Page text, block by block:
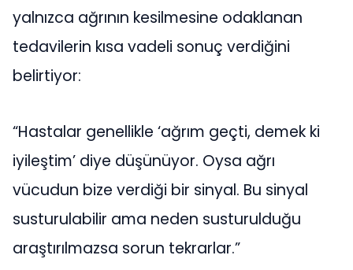
yalnızca ağrının kesilmesine odaklanan
tedavilerin kısa vadeli sonuç verdiğini
belirtiyor:
“Hastalar genellikle ‘ağrım geçti, demek ki
iyileştim’ diye düşünüyor. Oysa ağrı
vücudun bize verdiği bir sinyal. Bu sinyal
susturulabilir ama neden susturulduğu
araştırılmazsa sorun tekrarlar.”